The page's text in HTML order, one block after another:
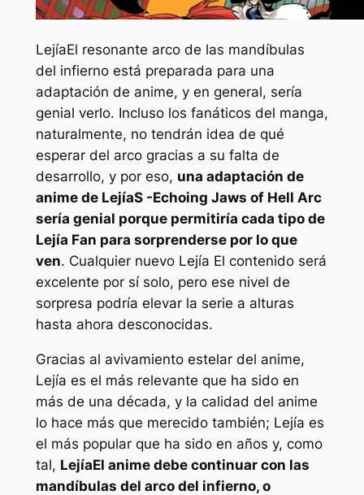
LejíaEl resonante arco de las mandíbulas
del infierno está preparada para una
adaptación de anime, y en general, sería
genial verlo. Incluso los fanáticos del manga,
naturalmente, no tendrán idea de qué
esperar del arco gracias a su falta de
desarrollo, y por eso, una adaptación de
anime de LejíaS -Echoing Jaws of Hell Arc
sería genial porque permitiría cada tipo de
Lejía Fan para sorprenderse por lo que
ven. Cualquier nuevo Lejía El contenido será
excelente por sí solo, pero ese nivel de
sorpresa podría elevar la serie a alturas
hasta ahora desconocidas.
Gracias al avivamiento estelar del anime,
Lejía es el más relevante que ha sido en
más de una década, y la calidad del anime
lo hace más que merecido también; Lejía es
el más popular que ha sido en años y, como
tal, LejíaEl anime debe continuar con las
mandíbulas del arco del infierno, o